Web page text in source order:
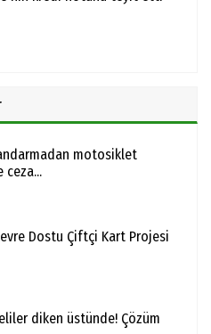
motosiklet
ceza...
Dostu Çiftçi Kart Projesi
diken üstünde! Çözüm